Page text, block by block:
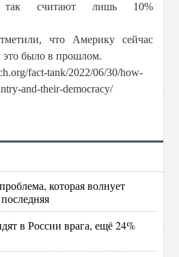
так считают лишь 10%
что Америку сейчас
было в прошлом.
fact-tank/2022/06/30/how-
and-their-democracy/
которая волнует
в России врага, ещё 24%